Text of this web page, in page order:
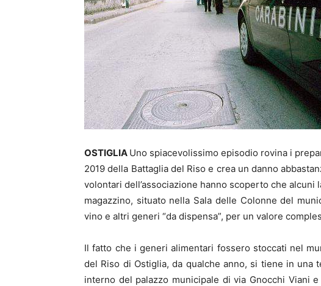
OSTIGLIA Uno spiacevolissimo episodio rovina i
2019 della Battaglia del Riso e crea un danno
volontari dell’associazione hanno scoperto che
magazzino, situato nella Sala delle Colonne del
vino e altri generi “da dispensa”, per un valore
Il fatto che i generi alimentari fossero stoccati nel
del Riso di Ostiglia, da qualche anno, si tiene in
interno del palazzo municipale di via Gnocchi Viani